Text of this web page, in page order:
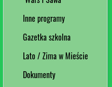
Inne programy
Gazetka szkolna
Lato / Zima w Mieście
Dokumenty